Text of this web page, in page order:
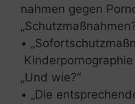
nahmen gegen
•
„Und wie?“
• „Die